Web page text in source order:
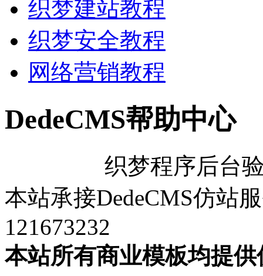
织梦建站教程
织梦安全教程
网络营销教程
DedeCMS帮助中心
织梦程序后台
本站承接DedeCMS仿站
121673232
本站所有商业模板均提